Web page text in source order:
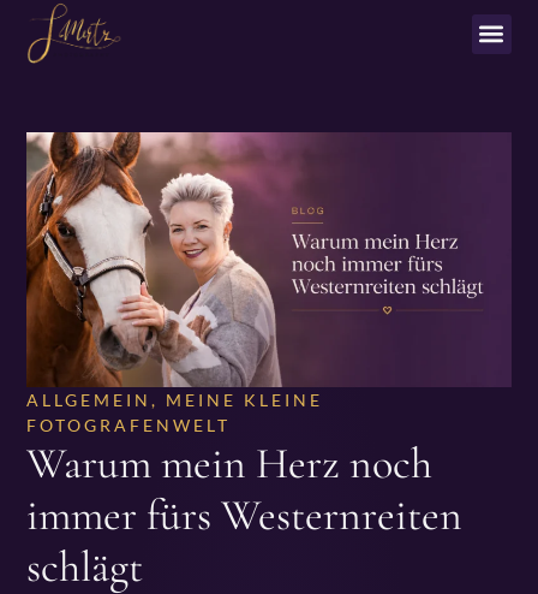
ALLGEMEIN, MEINE KLEINE
FOTOGRAFENWELT
Warum mein Herz noch
immer fürs Westernreiten
schlägt